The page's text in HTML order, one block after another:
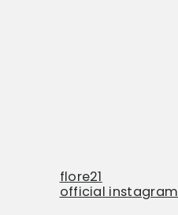
flore21
official instagram